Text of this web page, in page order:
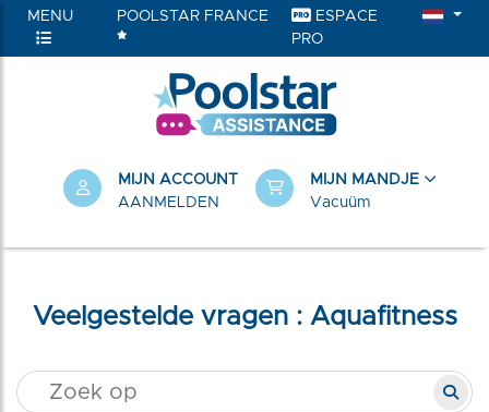
MENU POOLSTAR FRANCE
ESPACE
PRO
MIJN ACCOUNT
AANMELDEN
MIJN MANDJE
Vacuüm
Veelgestelde vragen : Aquafitness